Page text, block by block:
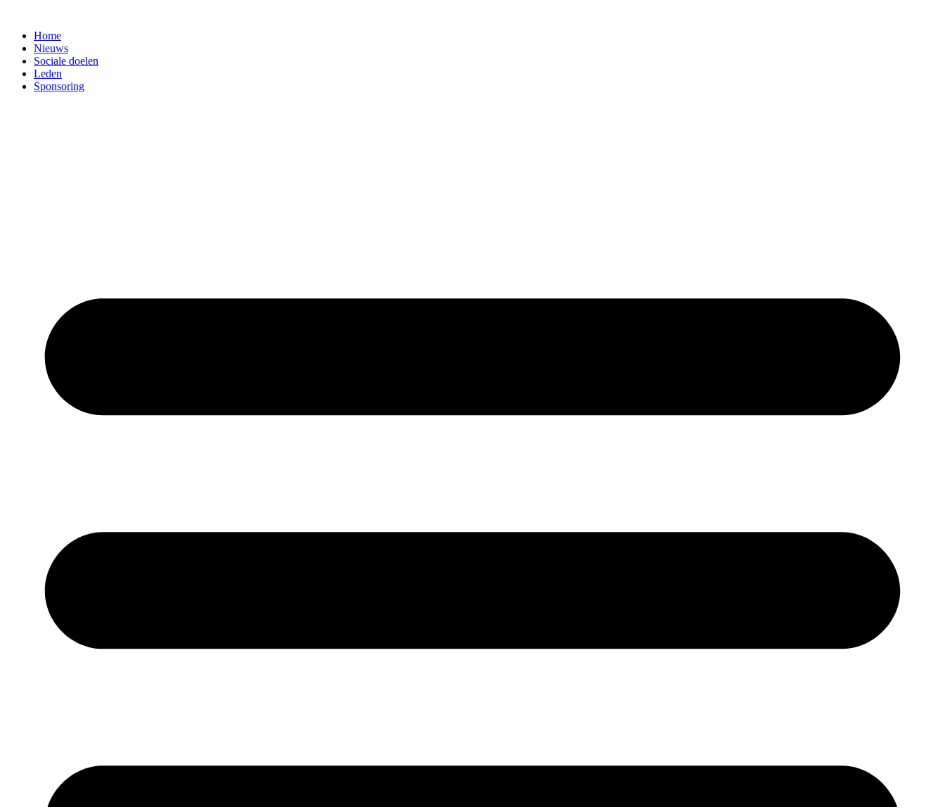
inhoud
Home
Nieuws
Sociale doelen
Leden
Sponsoring